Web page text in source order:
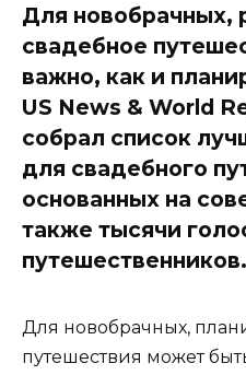
Для новобрачных,
свадебное
важно, как и
US News & World
собрал список
для свадебного
основанных на
также тысячи
путешественников.
Для новобрачных,
путешествия может